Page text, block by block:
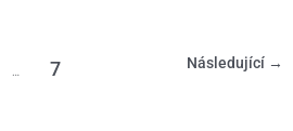
… 7 Následující →